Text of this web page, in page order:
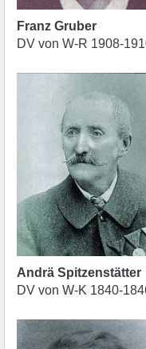
Franz Gruber
DV von W-R 1908-
Andrä Spitzenstätter
DV von W-K 1840-